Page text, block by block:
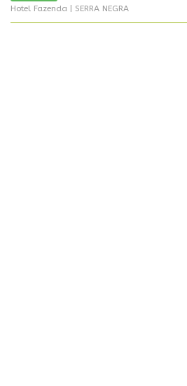
Hotel Fazenda | SERRA NEGRA